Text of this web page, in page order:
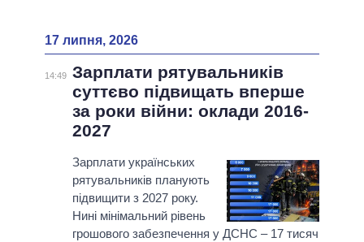
17 липня, 2026
14:49 Зарплати рятувальників
суттєво підвищать вперше
за роки війни: оклади 2016-
2027
Зарплати українських
рятувальників планують
підвищити з 2027 року.
Нині мінімальний рівень
грошового забезпечення у ДСНС – 17 тисяч